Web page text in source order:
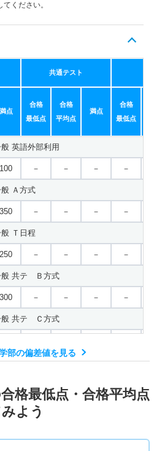
ください。
共通テスト
満点
合格
最低点
合格
平均点
満点
合格
最低点
英語外部利用
100 － － － －
Ａ方式
350 － － － －
Ｔ日程
250 － － － －
共テ Ｂ方式
300 － － － －
共テ Ｃ方式
部の偏差値を見る
格最低点・合格平均点
よう